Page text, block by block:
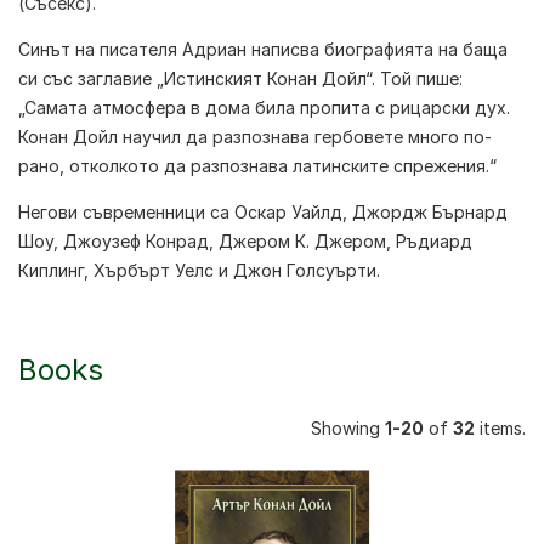
Синът на писателя Адриан написва биографията на баща
си със заглавие „Истинският Конан Дойл“. Той пише:
„Самата атмосфера в дома била пропита с рицарски дух.
Конан Дойл научил да разпознава гербовете много по-
рано, отколкото да разпознава латинските спрежения.“
Негови съвременници са Оскар Уайлд, Джордж Бърнард
Шоу, Джоузеф Конрад, Джером К. Джером, Ръдиард
Киплинг, Хърбърт Уелс и Джон Голсуърти.
Books
Showing 1-20 of 32 items.